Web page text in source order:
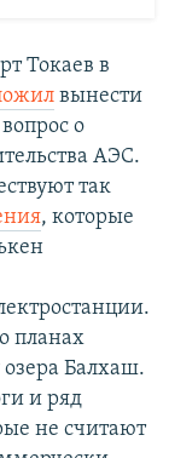
Токаев в
вынести
о
АЭС.
так
, которые
планах
озера Балхаш.
и ряд
не считают